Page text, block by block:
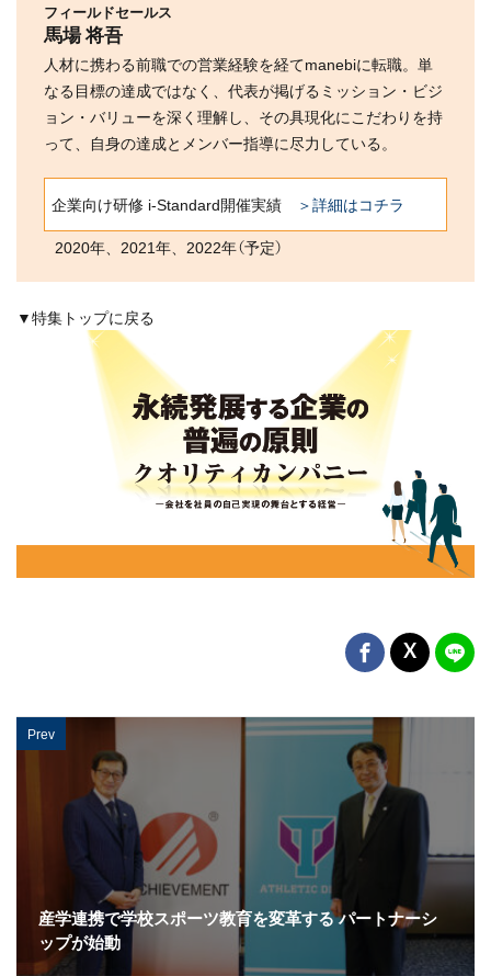
フィールドセールス
馬場 将吾
人材に携わる前職での営業経験を経てmanebiに転職。単
なる目標の達成ではなく、代表が掲げるミッション・ビジ
ョン・バリューを深く理解し、その具現化にこだわりを持
って、自身の達成とメンバー指導に尽力している。
企業向け研修 i-Standard開催実績
＞詳細はコチラ
2020年、2021年、2022年（予定）
▼特集トップに戻る
Prev
産学連携で学校スポーツ教育を変革する パートナーシ
ップが始動